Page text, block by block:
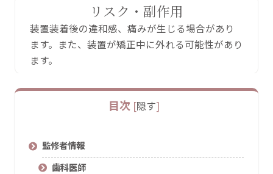
リスク・副作用
装置装着後の違和感、痛みが生じる場合があり
ます。また、装置が矯正中に外れる可能性があり
ます。
目次 [隠す]
監修者情報
歯科医師